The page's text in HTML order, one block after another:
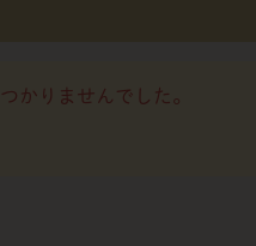
かりませんでした。